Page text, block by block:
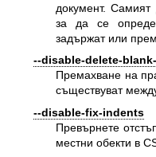
документ. Самият
за да се
задържат или
--disable-delete-
Премахване на
съществуват
--disable-fix-indents
Превърнете
местни обекти в